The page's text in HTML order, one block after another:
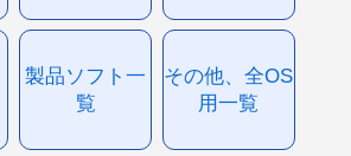
製品ソフト一
覧
その他、全OS
用一覧